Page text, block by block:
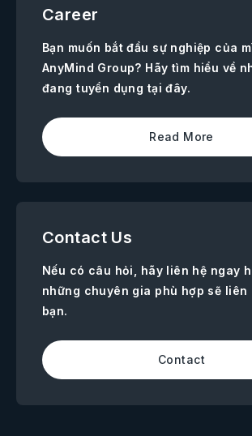
Career
Bạn muốn bắt đầu sự nghiệp của
AnyMind Group? Hãy tìm hiểu về
đang tuyển dụng tại đây.
Read More
Contact Us
Nếu có câu hỏi, hãy liên hệ ngay
những chuyên gia phù hợp sẽ liên
bạn.
Contact